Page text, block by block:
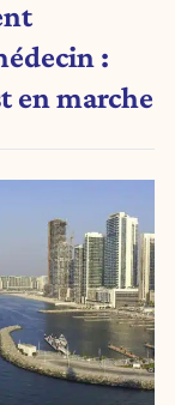
:
en marche